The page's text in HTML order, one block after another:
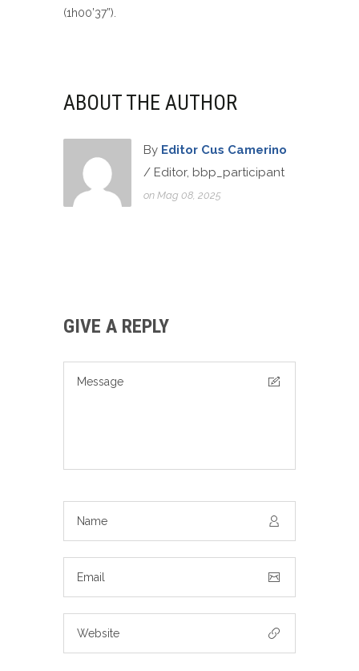
(1h00’37”).
ABOUT THE AUTHOR
By Editor Cus Camerino
/ Editor, bbp_participant
on Mag 08, 2025
GIVE A REPLY